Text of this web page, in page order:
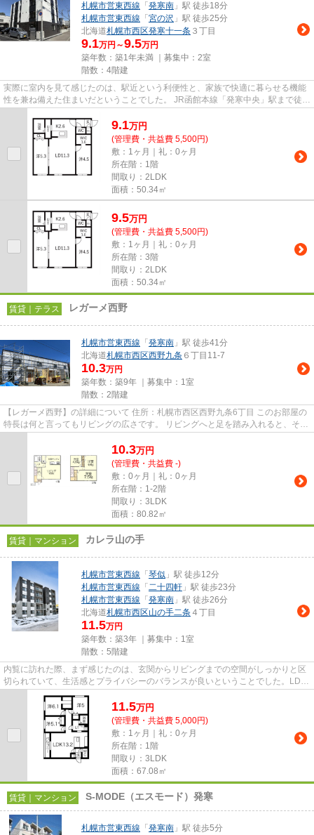
札幌市営東西線 「 発寒南 」駅 徒歩18分
札幌市営東西線 「 宮の沢 」駅 徒歩25分
北海道札幌市西区発寒十一条 ３丁目
9.1万円～9.5万円
築年数：築1年未満 ｜募集中： 2室
階数：4階建
実際に室内を見て感じたのは、駅近という利便性と、家族で快適に暮らせる機能
性を兼ね備えた住まいだということでした。 JR函館本線「発寒中央」駅まで徒歩
9.1万円
(管理費・共益費 5,500円)
敷：1ヶ月｜礼：0ヶ月
所在階：1階
間取り：2LDK
面積：50.34㎡
9.5万円
(管理費・共益費 5,500円)
敷：1ヶ月｜礼：0ヶ月
所在階：3階
間取り：2LDK
面積：50.34㎡
賃貸｜テラス レガーメ西野
札幌市営東西線 「 発寒南 」駅 徒歩41分
北海道札幌市西区西野九条 ６丁目11-7
10.3万円
築年数：築9年 ｜募集中： 1室
階数：2階建
【レガーメ西野】の詳細について 住所：札幌市西区西野九条6丁目 このお部屋の
特長は何と言ってもリビングの広さです。 リビングへと足を踏み入れると、その
10.3万円
(管理費・共益費 -)
敷：0ヶ月｜礼：0ヶ月
所在階：1-2階
間取り：3LDK
面積：80.82㎡
賃貸｜マンション カレラ山の手
札幌市営東西線 「 琴似 」駅 徒歩12分
札幌市営東西線 「 二十四軒 」駅 徒歩23分
札幌市営東西線 「 発寒南 」駅 徒歩26分
北海道札幌市西区山の手二条 ４丁目
11.5万円
築年数：築3年 ｜募集中： 1室
階数：5階建
内覧に訪れた際、まず感じたのは、玄関からリビングまでの空間がしっかりと区
切られていて、生活感とプライバシーのバランスが良いということでした。LDK
は13.2帖と広く、家具の配置が...
11.5万円
(管理費・共益費 5,000円)
敷：1ヶ月｜礼：0ヶ月
所在階：1階
間取り：3LDK
面積：67.08㎡
賃貸｜マンション S-MODE（エスモード）発寒
札幌市営東西線 「 発寒南 」駅 徒歩5分